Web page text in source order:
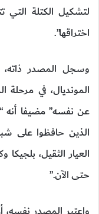
لتشكيل الكتلة التي
اختراقها”.
وسجل المصدر
المونديال، في مرحلة
عن نفسه” مضيفا أنه
الذين حافظوا على
العيار الثقيل،
حتى الآن.”